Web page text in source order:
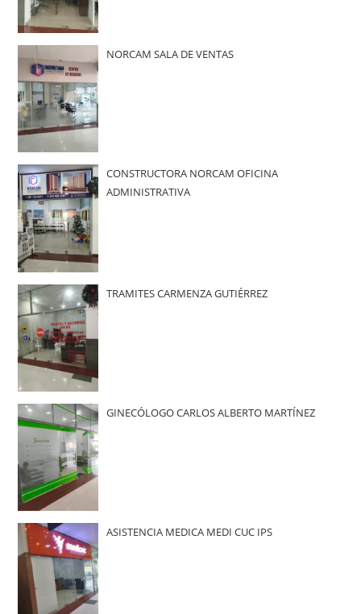
NORCAM SALA DE VENTAS
CONSTRUCTORA NORCAM OFICINA
ADMINISTRATIVA
TRAMITES CARMENZA GUTIÉRREZ
GINECÓLOGO CARLOS ALBERTO MARTÍNEZ
ASISTENCIA MEDICA MEDI CUC IPS